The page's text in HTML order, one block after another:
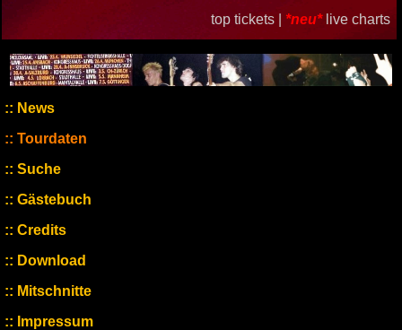
top tickets | *neu* live charts
News
Tourdaten
Suche
Gästebuch
Credits
Download
Mitschnitte
Impressum